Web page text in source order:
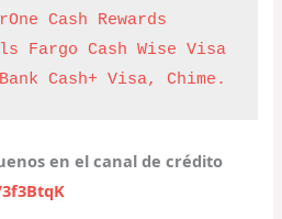
Cash Rewards
Fargo Cash Wise Visa
Cash+ Visa, Chime.
en el canal de crédito